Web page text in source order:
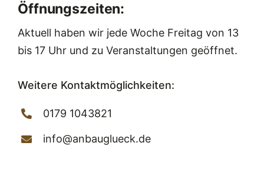
Öffnungszeiten:
Aktuell haben wir jede Woche Freitag von 13
bis 17 Uhr und zu Veranstaltungen geöffnet.
Weitere Kontaktmöglichkeiten:
0179 1043821
info@anbauglueck.de